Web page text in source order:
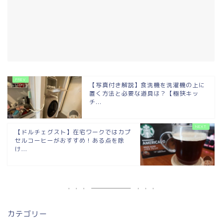
【写真付き解説】食洗機を洗濯機の上に
置く方法と必要な道具は？【極狭キッ
チ...
【ドルチェグスト】在宅ワークではカプ
セルコーヒーがおすすめ！ある点を除
け...
カテゴリー